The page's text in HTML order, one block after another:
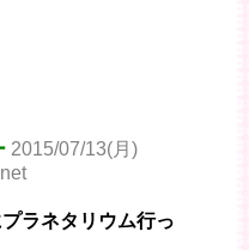
2015/07/13(月)
ラネタリウム行っ